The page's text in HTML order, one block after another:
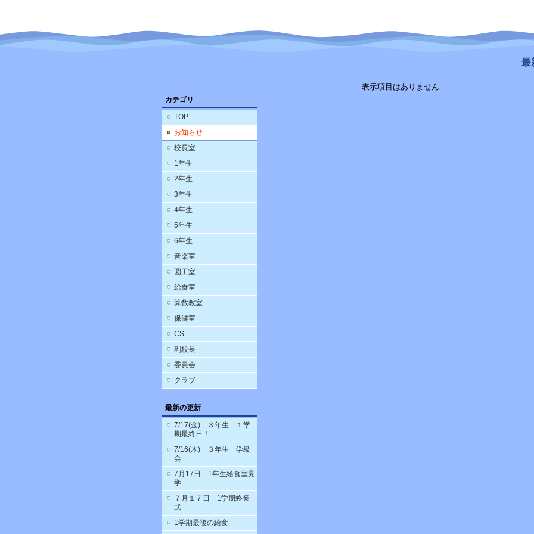
最
カテゴリ
TOP
お知らせ
校長室
1年生
2年生
3年生
4年生
5年生
6年生
音楽室
図工室
給食室
算数教室
保健室
CS
副校長
委員会
クラブ
最新の更新
7/17(金) ３年生 １学
期最終日！
7/16(木) ３年生 学級
会
7月17日 1年生給食室見
学
７月１７日 1学期終業
式
1学期最後の給食
表示項目はありません